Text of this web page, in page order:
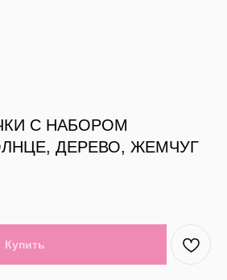
С НАБОРОМ
ДЕРЕВО, ЖЕМЧУГ
Купить